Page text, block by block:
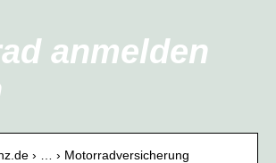
anmelden
› … › Motorradversicherung